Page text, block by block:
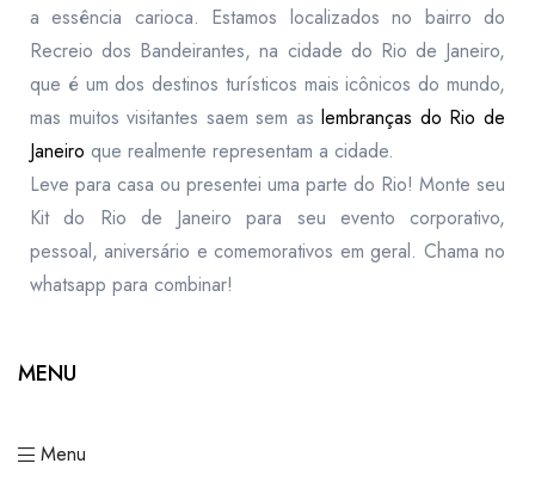
a essência carioca. Estamos localizados no bairro do
Recreio dos Bandeirantes, na cidade do Rio de Janeiro,
que é um dos destinos turísticos mais icônicos do mundo,
mas muitos visitantes saem sem aslembranças do Rio de
Janeiro que realmente representam a cidade.
Leve para casa ou presentei uma parte do Rio! Monte seu
Kit do Rio de Janeiro para seu evento corporativo,
pessoal, aniversário e comemorativos em geral. Chama no
whatsapp para combinar!
MENU
Menu